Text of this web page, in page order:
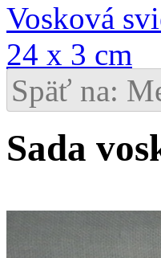
Vosková
24 x 3 cm
Späť na:
Sada